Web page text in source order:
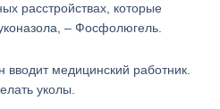
расстройствах, которые
– Фосфолюгель.
медицинский работник.
уколы.